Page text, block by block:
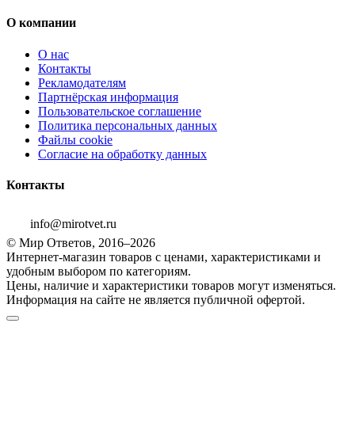
О компании
О нас
Контакты
Рекламодателям
Партнёрская информация
Пользовательское соглашение
Политика персональных данных
Файлы cookie
Согласие на обработку данных
Контакты
info@mirotvet.ru
© Мир Ответов, 2016–2026
Интернет-магазин товаров с ценами, характеристиками и
удобным выбором по категориям.
Цены, наличие и характеристики товаров могут изменяться.
Информация на сайте не является публичной офертой.